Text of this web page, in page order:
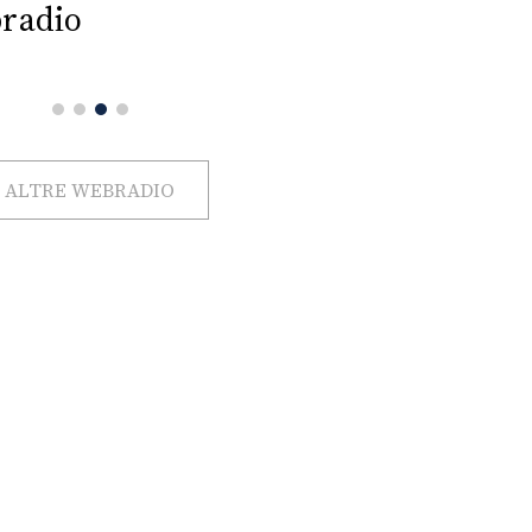
ALTRE WEBRADIO